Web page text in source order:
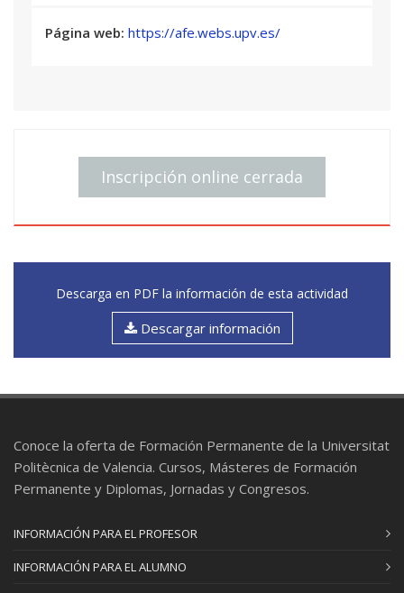
Página web: https://afe.webs.upv.es/
Inscripción online cerrada
Descarga en PDF la información de esta actividad
Descargar información
Conoce la oferta de Formación Permanente de la Universitat
Politècnica de Valencia. Cursos, Másteres de Formación
Permanente y Diplomas, Jornadas y Congresos.
INFORMACIÓN PARA EL PROFESOR
INFORMACIÓN PARA EL ALUMNO